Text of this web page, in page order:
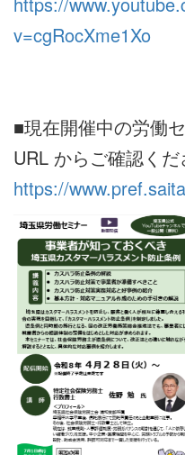
v=cgRocXme1Xo
■現在開催中の労働
URL からご確認くだ
https://